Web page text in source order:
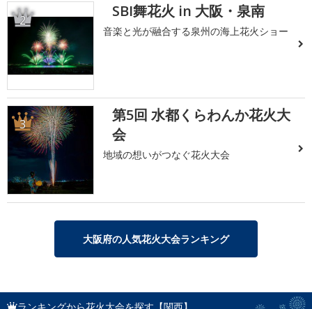
2 SBI舞花火 in 大阪・泉南
音楽と光が融合する泉州の海上花火ショー
3
第5回 水都くらわんか花火大
会
地域の想いがつなぐ花火大会
大阪府の人気花火大会ランキング
ランキングから花火大会を探す【関西】